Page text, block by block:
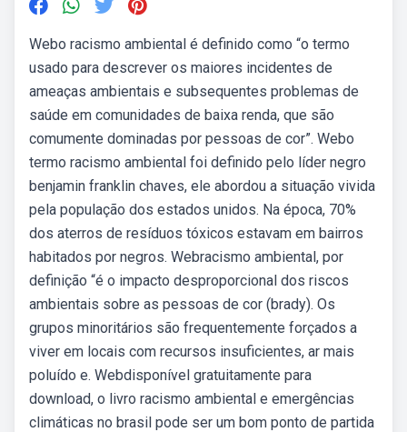
Webo racismo ambiental é definido como “o termo
usado para descrever os maiores incidentes de
ameaças ambientais e subsequentes problemas de
saúde em comunidades de baixa renda, que são
comumente dominadas por pessoas de cor”. Webo
termo racismo ambiental foi definido pelo líder negro
benjamin franklin chaves, ele abordou a situação vivida
pela população dos estados unidos. Na época, 70%
dos aterros de resíduos tóxicos estavam em bairros
habitados por negros. Webracismo ambiental, por
definição “é o impacto desproporcional dos riscos
ambientais sobre as pessoas de cor (brady). Os
grupos minoritários são frequentemente forçados a
viver em locais com recursos insuficientes, ar mais
poluído e. Webdisponível gratuitamente para
download, o livro racismo ambiental e emergências
climáticas no brasil pode ser um bom ponto de partida